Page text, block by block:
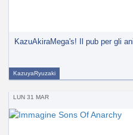
KazuAkiraMega's! Il pub per gli
KazuyaRyuzaki
LUN 31 MAR